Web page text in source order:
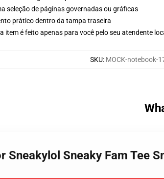
seleção de páginas governadas ou gráficas
prático dentro da tampa traseira
item é feito apenas para você pelo seu atendente
SKU: MOCK-notebook-
Sneakylol Sneaky Fam Tee